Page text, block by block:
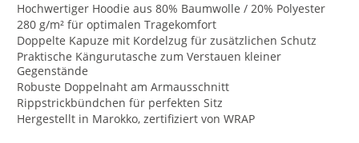
Hochwertiger Hoodie aus 80% Baumwolle / 20% Polyester
280 g/m² für optimalen Tragekomfort
Doppelte Kapuze mit Kordelzug für zusätzlichen Schutz
Praktische Kängurutasche zum Verstauen kleiner
Gegenstände
Robuste Doppelnaht am Armausschnitt
Rippstrickbündchen für perfekten Sitz
Hergestellt in Marokko, zertifiziert von WRAP